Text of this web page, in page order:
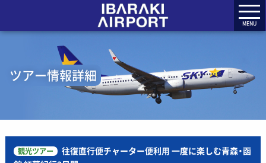
MENU
ツアー情報詳細
観光ツアー
往復直行便チャーター便利用 一度に楽しむ青森・函